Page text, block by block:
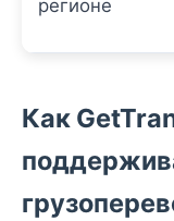
регионе
Как